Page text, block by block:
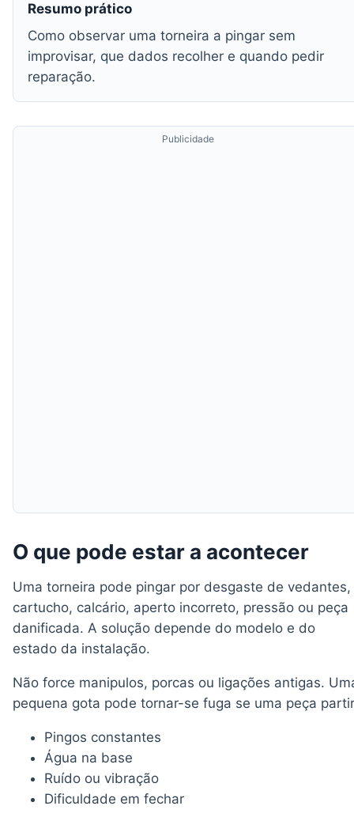
Resumo prático
Como observar uma torneira a pingar sem
improvisar, que dados recolher e quando pedir
reparação.
Publicidade
O que pode estar a acontecer
Uma torneira pode pingar por desgaste de vedantes,
cartucho, calcário, aperto incorreto, pressão ou peça
danificada. A solução depende do modelo e do
estado da instalação.
Não force manipulos, porcas ou ligações antigas.
pequena gota pode tornar-se fuga se uma peça
Pingos constantes
Água na base
Ruído ou vibração
Dificuldade em fechar